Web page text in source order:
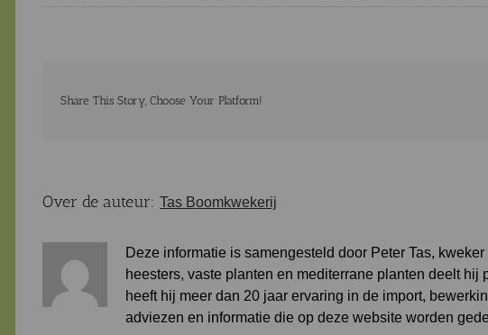
Share This Story, Choose Your Platform!
Over de auteur: Tas Boomkwekerij
Deze informatie is samengesteld door Peter Tas,
heesters, vaste planten en mediterrane planten deelt
heeft hij meer dan 20 jaar ervaring in de import,
adviezen en informatie die op deze website worden